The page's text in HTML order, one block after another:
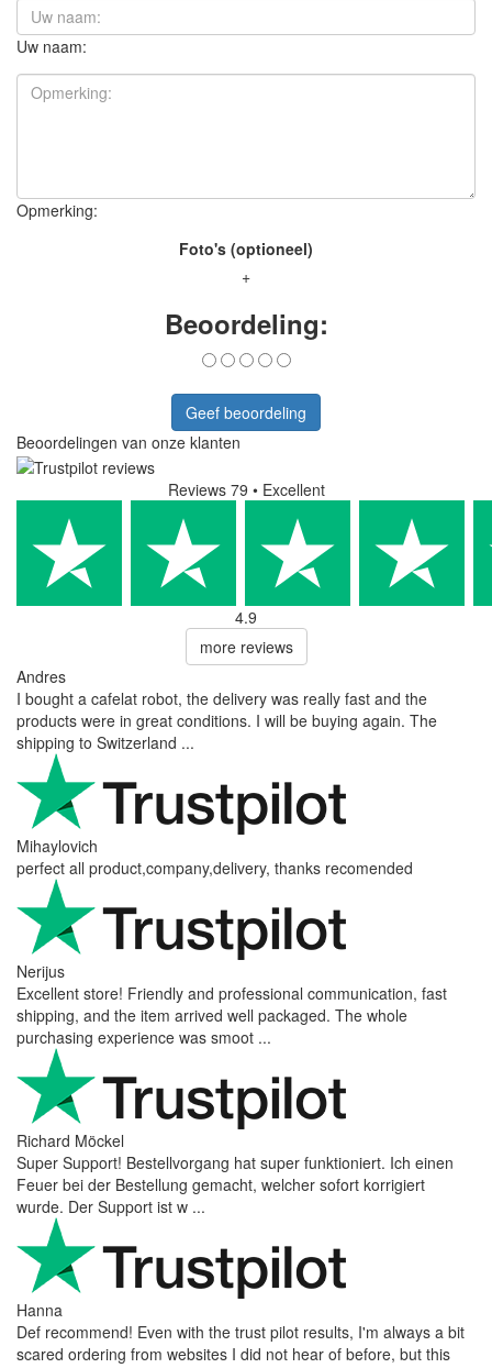
Uw naam:
Opmerking:
Foto's (optioneel)
+
Beoordeling:
Geef beoordeling
Beoordelingen van onze klanten
Reviews 79 • Excellent
4.9
more reviews
Andres
I bought a cafelat robot, the delivery was really fast and the
products were in great conditions. I will be buying again. The
shipping to Switzerland ...
Mihaylovich
perfect all product,company,delivery, thanks recomended
Nerijus
Excellent store! Friendly and professional communication, fast
shipping, and the item arrived well packaged. The whole
purchasing experience was smoot ...
Richard Möckel
Super Support! Bestellvorgang hat super funktioniert. Ich einen
Feuer bei der Bestellung gemacht, welcher sofort korrigiert
wurde. Der Support ist w ...
Hanna
Def recommend! Even with the trust pilot results, I'm always a bit
scared ordering from websites I did not hear of before, but this